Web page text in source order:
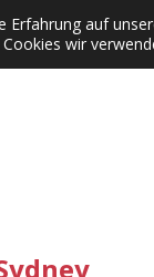
Contact
auf
wir